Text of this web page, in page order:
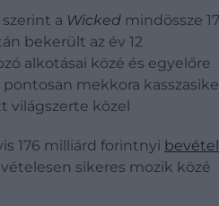
a Wicked mindössze 17
bekerült az év 12
alkotásai közé és egyelőre
mekkora
világszerte közel
176 milliárd forintnyi
sikeres mozik közé